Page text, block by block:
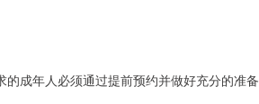
成年人必须通过提前预约并做好充分的准备